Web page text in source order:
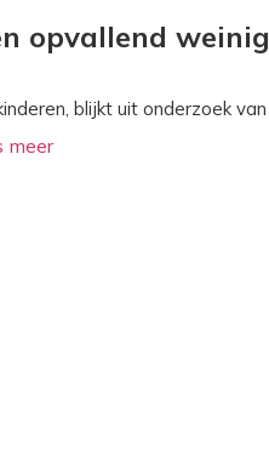
opvallend
blijkt uit onderzoek